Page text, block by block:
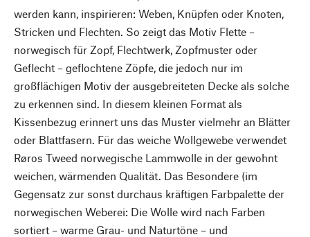
werden kann, inspirieren: Weben, Knüpfen oder Knoten,
Stricken und Flechten. So zeigt das Motiv Flette –
norwegisch für Zopf, Flechtwerk, Zopfmuster oder
Geflecht – geflochtene Zöpfe, die jedoch nur im
großflächigen Motiv der ausgebreiteten Decke als solche
zu erkennen sind. In diesem kleinen Format als
Kissenbezug erinnert uns das Muster vielmehr an Blätter
oder Blattfasern. Für das weiche Wollgewebe verwendet
Røros Tweed norwegische Lammwolle in der gewohnt
weichen, wärmenden Qualität. Das Besondere (im
Gegensatz zur sonst durchaus kräftigen Farbpalette der
norwegischen Weberei: Die Wolle wird nach Farben
sortiert – warme Grau- und Naturtöne – und